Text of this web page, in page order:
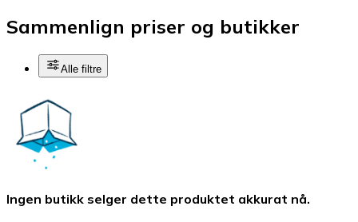
Sammenlign priser og butikker
Alle filtre
Ingen butikk selger dette produktet akkurat nå.